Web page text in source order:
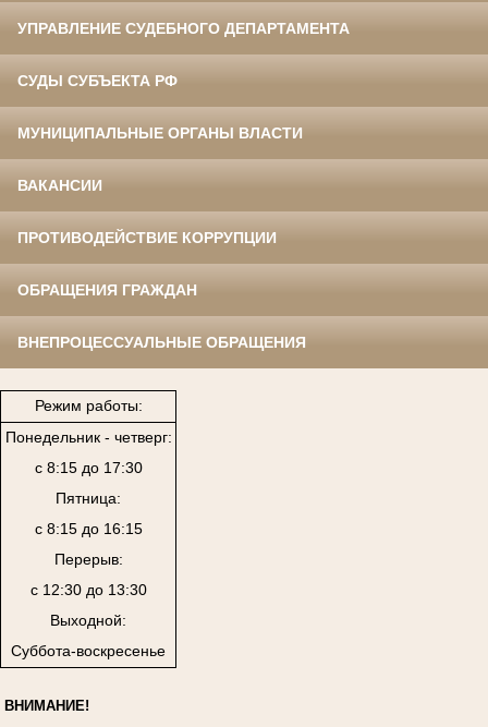
УПРАВЛЕНИЕ СУДЕБНОГО ДЕПАРТАМЕНТА
СУДЫ СУБЪЕКТА РФ
МУНИЦИПАЛЬНЫЕ ОРГАНЫ ВЛАСТИ
ВАКАНСИИ
ПРОТИВОДЕЙСТВИЕ КОРРУПЦИИ
ОБРАЩЕНИЯ ГРАЖДАН
ВНЕПРОЦЕССУАЛЬНЫЕ ОБРАЩЕНИЯ
Режим работы:
Понедельник - четверг:
с 8:15 до 17:30
Пятница:
с 8:15 до 16:15
Перерыв:
с 12:30 до 13:30
Выходной:
Суббота-воскресенье
ВНИМАНИЕ!